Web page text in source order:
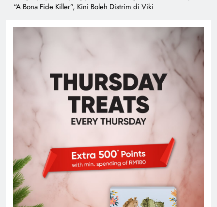
“A Bona Fide Killer”, Kini Boleh Distrim di Viki